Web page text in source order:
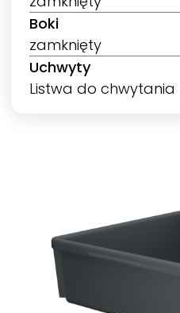
Boki
zamknięty
Uchwyty
Listwa do chwytania